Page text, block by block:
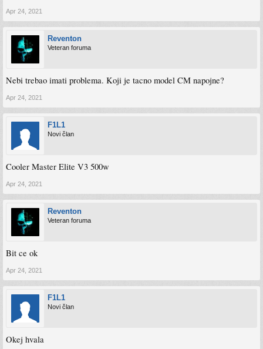
Apr 24, 2021
Reventon
Veteran foruma
Nebi trebao imati problema. Koji je tacno model CM napojne?
Apr 24, 2021
F1L1
Novi član
Cooler Master Elite V3 500w
Apr 24, 2021
Reventon
Veteran foruma
Bit ce ok
Apr 24, 2021
F1L1
Novi član
Okej hvala